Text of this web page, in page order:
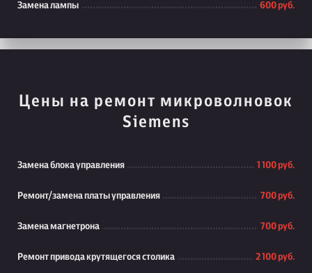
Замена лампы 600 руб.
Цены на ремонт микроволновок
Siemens
Замена блока управления 1 100 руб.
Ремонт/замена платы управления 700 руб.
Замена магнетрона 700 руб.
Ремонт привода крутящегося столика 2 100 руб.